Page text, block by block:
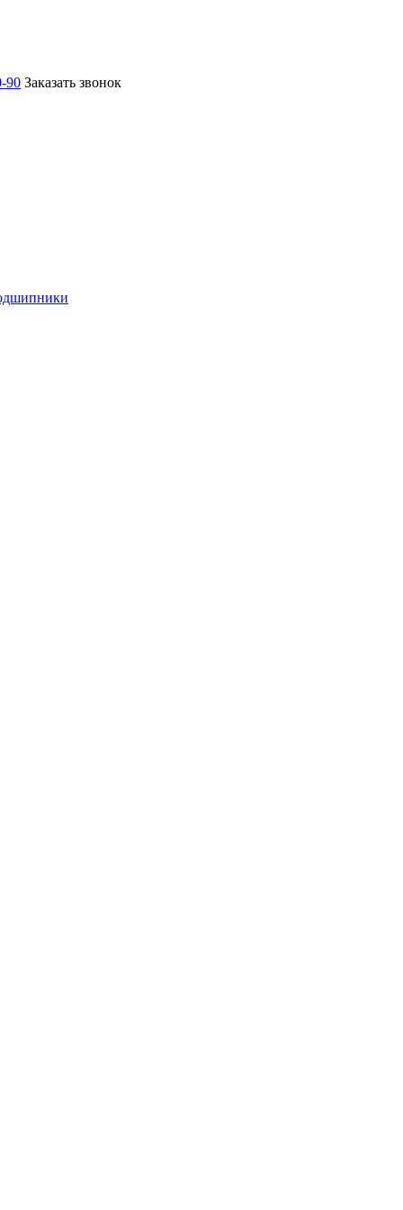
90 Заказать звонок